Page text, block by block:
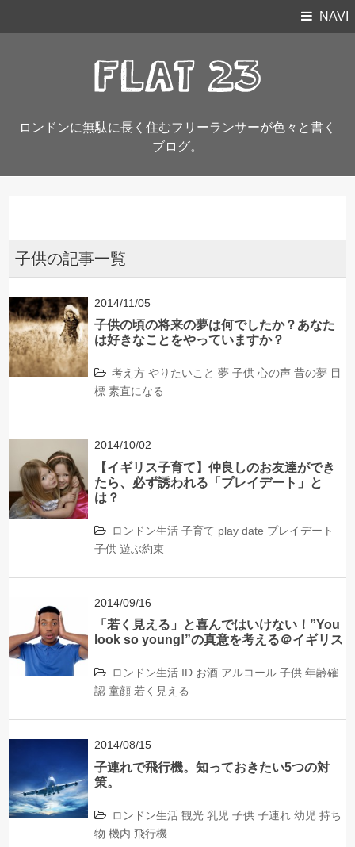
NAVI
ロンドンに無駄に長く住むフリーランサーが色々と書く
ブログ。
子供の記事一覧
2014/11/05
子供の頃の将来の夢は何でしたか？あなた
は好きなことをやっていますか？
考え方 やりたいこと 夢 子供 心の声 昔の夢 目
標 素直になる
2014/10/02
【イギリス子育て】仲良しのお友達ができ
たら、必ず誘われる「プレイデート」と
は？
ロンドン生活 子育て play date プレイデート
子供 遊ぶ約束
2014/09/16
「若く見える」と喜んではいけない！”You
look so young!”の真意を考える＠イギリス
ロンドン生活 ID お酒 アルコール 子供 年齢確
認 童顔 若く見える
2014/08/15
子連れで飛行機。知っておきたい5つの対
策。
ロンドン生活 観光 乳児 子供 子連れ 幼児 持ち
物 機内 飛行機